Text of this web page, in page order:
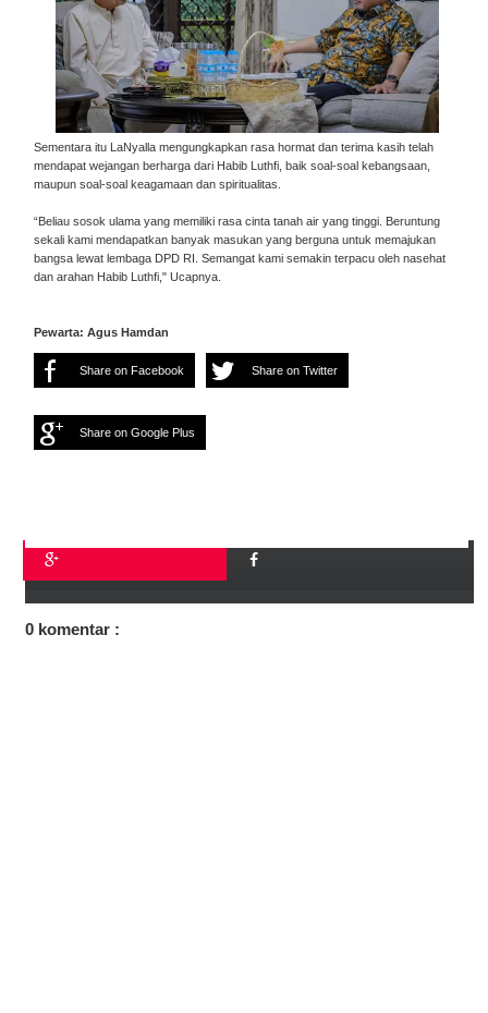
Sementara itu LaNyalla mengungkapkan rasa hormat dan terima kasih telah
mendapat wejangan berharga dari Habib Luthfi, baik soal-soal kebangsaan,
maupun soal-soal keagamaan dan spiritualitas.
“Beliau sosok ulama yang memiliki rasa cinta tanah air yang tinggi. Beruntung
sekali kami mendapatkan banyak masukan yang berguna untuk memajukan
bangsa lewat lembaga DPD RI. Semangat kami semakin terpacu oleh nasehat
dan arahan Habib Luthfi," Ucapnya.
Pewarta: Agus Hamdan
Share on Facebook Share on Twitter
Share on Google Plus
0 komentar :